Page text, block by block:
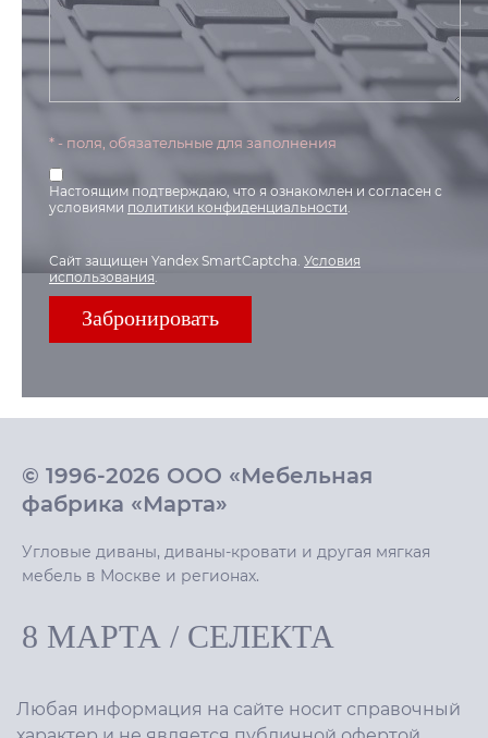
* - поля, обязательные для заполнения
Настоящим подтверждаю, что я ознакомлен и согласен с
условиями политики конфиденциальности.
Сайт защищен Yandex SmartCaptcha. Условия
использования.
© 1996-2026 ООО «Мебельная
фабрика «Марта»
Угловые диваны, диваны-кровати и другая мягкая
мебель в Москве и регионах.
8 МАРТА / СЕЛЕКТА
Любая информация на сайте носит справочный